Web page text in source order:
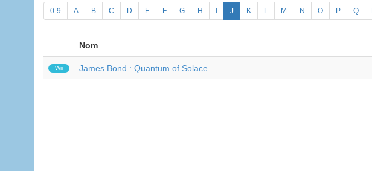
0-9 A B C D E F G H J K L M N O P Q
Nom
Wii James Bond : Quantum of Solace